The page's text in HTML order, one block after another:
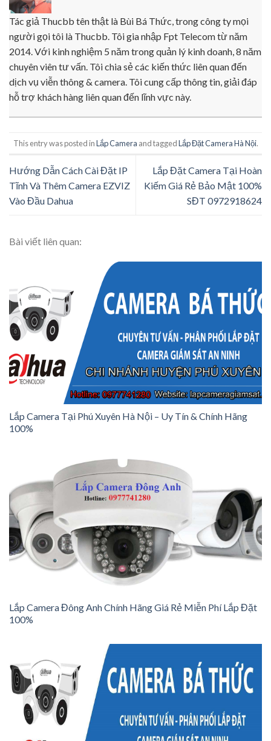
Tác giả Thucbb tên thật là Bùi Bá Thức, trong công ty mọi
người gọi tôi là Thucbb. Tôi gia nhập Fpt Telecom từ năm
2014. Với kinh nghiệm 5 năm trong quản lý kinh doanh, 8 năm
chuyên viên tư vấn. Tôi chia sẻ các kiến thức liên quan đến
dịch vụ viễn thông & camera. Tôi cung cấp thông tin, giải đáp
hỗ trợ khách hàng liên quan đến lĩnh vực này.
This entry was posted inLắp Camera and taggedLắp Đặt Camera Hà Nội.
Hướng Dẫn Cách Cài Đặt IP
Tĩnh Và Thêm Camera EZVIZ
Vào Đầu Dahua
Lắp Đặt Camera Tại Hoàn
Kiếm Giá Rẻ Bảo Mật 100%
SĐT 0972918624
Bài viết liên quan:
Lắp Camera Tại Phú Xuyên Hà Nội – Uy Tín & Chính Hãng
100%
Lắp Camera Đông Anh Chính Hãng Giá Rẻ Miễn Phí Lắp Đặt
100%